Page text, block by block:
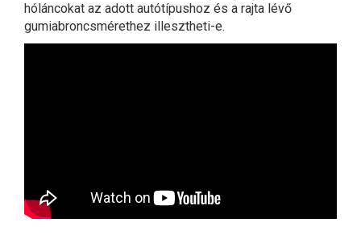
hóláncokat az adott autótípushoz és a rajta lévő
gumiabroncsmérethez illesztheti-e.